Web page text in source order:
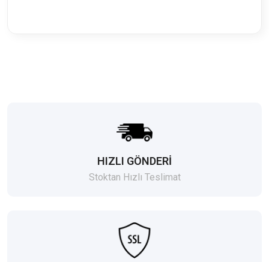
HIZLI GÖNDERİ
Stoktan Hızlı Teslimat